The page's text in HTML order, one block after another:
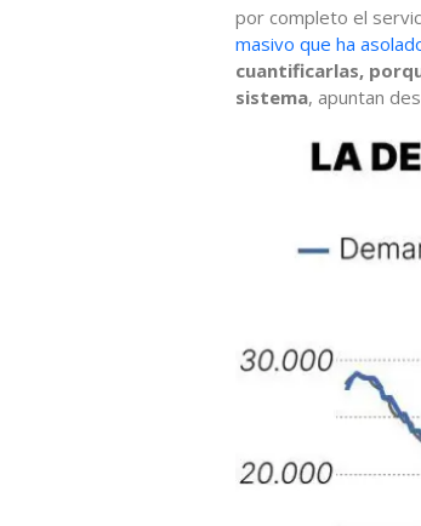
por completo el
masivo que ha
cuantificarlas,
sistema, apuntan